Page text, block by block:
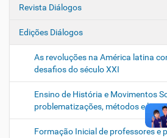
Revista Diálogos
Edições Diálogos
As revoluções na América latina
desafios do século XXI
Ensino de História e Movimentos
problematizações, métodos e
Formação Inicial de professores e